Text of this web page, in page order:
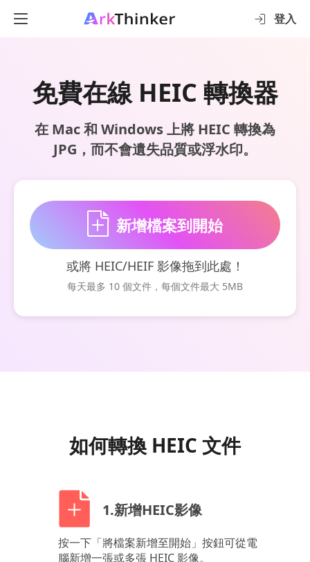
登入
免費在線 HEIC 轉換器
在 Mac 和 Windows 上將 HEIC 轉換為
JPG，而不會遺失品質或浮水印。
新增檔案到開始
或將 HEIC/HEIF 影像拖到此處！
每天最多 10 個文件，每個文件最大 5MB
如何轉換 HEIC 文件
1.新增HEIC影像
按一下「將檔案新增至開始」按鈕可從電
腦新增一張或多張 HEIC 影像。